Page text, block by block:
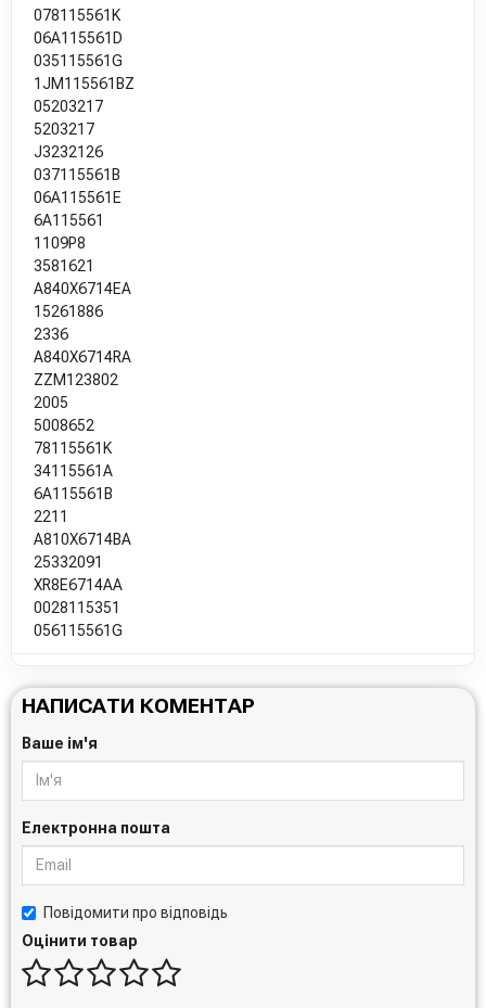
078115561K
06A115561D
035115561G
1JM115561BZ
05203217
5203217
J3232126
037115561B
06A115561E
6A115561
1109P8
3581621
A840X6714EA
15261886
2336
A840X6714RA
ZZM123802
2005
5008652
78115561K
34115561A
6A115561B
2211
A810X6714BA
25332091
XR8E6714AA
0028115351
056115561G
НАПИСАТИ КОМЕНТАР
Ваше ім'я
Електронна пошта
Повідомити про відповідь
Оцінити товар